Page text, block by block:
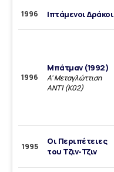
1996 Ιπτάμενοι Δράκοι
1996
Μπάτμαν (1992)
A' Μεταγλώττιση
ΑΝΤ1 (Κ02)
1995
Οι Περιπέτειες
του Τζιν-Τζιν